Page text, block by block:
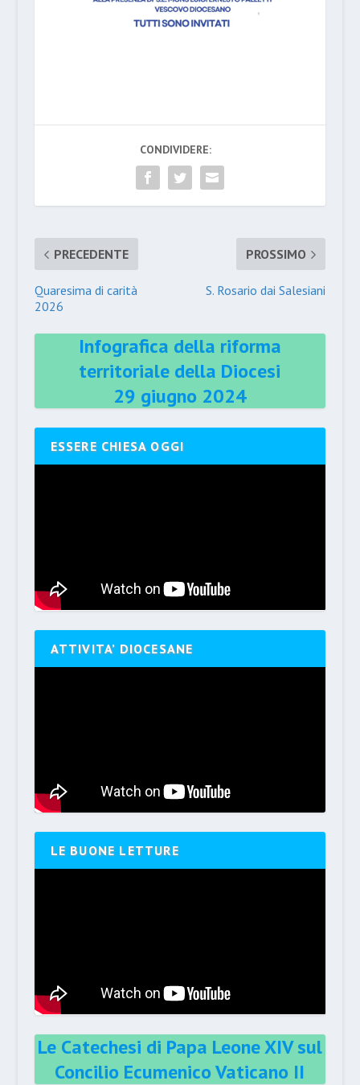
CONDIVIDERE:
PRECEDENTE
Quaresima di carità
2026
PROSSIMO
S. Rosario dai Salesiani
Infografica della riforma
territoriale della Diocesi
29 giugno 2024
ESSERE CHIESA OGGI
ATTIVITA’ DIOCESANE
LE BUONE LETTURE
Le Catechesi di Papa Leone XIV sul
Concilio Ecumenico Vaticano II